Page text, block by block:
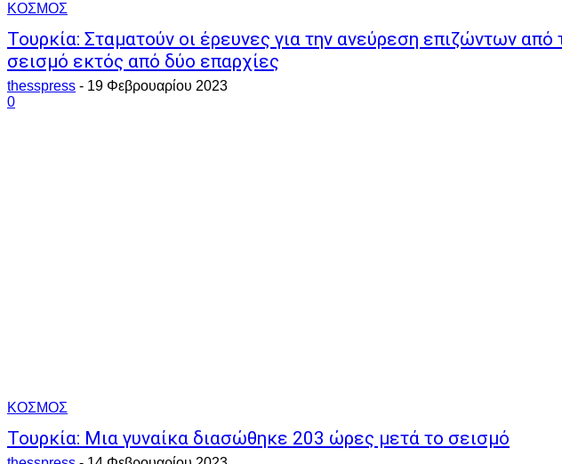
ΚΟΣΜΟΣ
Τουρκία: Σταματούν οι έρευνες για την ανεύρεση επιζώντων από
σεισμό εκτός από δύο επαρχίες
thesspress - 19 Φεβρουαρίου 2023
0
ΚΟΣΜΟΣ
Τουρκία: Μια γυναίκα διασώθηκε 203 ώρες μετά το σεισμό